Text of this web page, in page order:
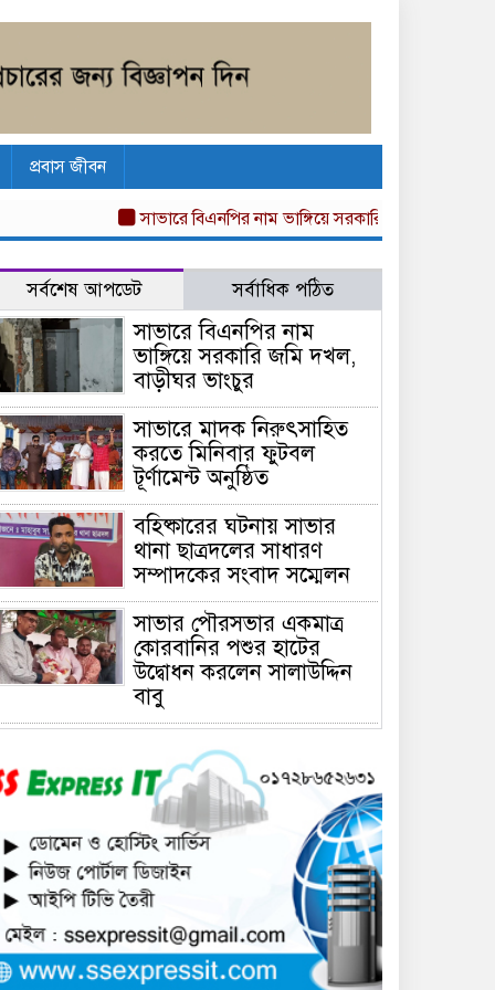
প্রবাস জীবন
সাভারে বিএনপির নাম ভাঙ্গিয়ে সরকারি জমি দখল, বাড়ীঘর
সর্বশেষ আপডেট সর্বাধিক পঠিত
সাভারে বিএনপির নাম
ভাঙ্গিয়ে সরকারি জমি দখল,
বাড়ীঘর ভাংচুর
সাভারে মাদক নিরুৎসাহিত
করতে মিনিবার ফুটবল
টূর্ণামেন্ট অনুষ্ঠিত
বহিষ্কারের ঘটনায় সাভার
থানা ছাত্রদলের সাধারণ
সম্পাদকের সংবাদ সম্মেলন
সাভার পৌরসভার একমাত্র
কোরবানির পশুর হাটের
উদ্বোধন করলেন সালাউদ্দিন
বাবু
সাভারে চাঁদার দাবীতে ব্যাবসা
প্রতিষ্ঠানে হামলা চালিয়ে তালা
ঝুলিয়ে দিয়েছে সন্ত্রাসীরা
সাভারে নারী উদ্যোক্তার
খামার ভাংচুর, ৫ লাখ টাকার
ক্ষয়ক্ষতি
উভয়পক্ষের সমঝোতায় ধর্মঘট
প্রত্যাহার করায় সাভারের